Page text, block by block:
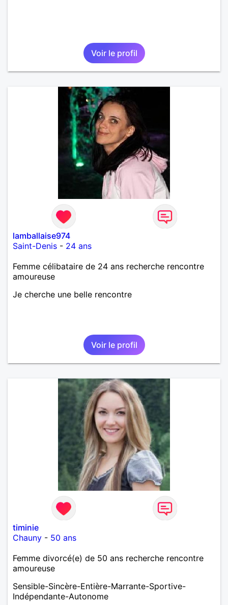
Voir le profil
lamballaise974
Saint-Denis - 24 ans
Femme célibataire de 24 ans recherche rencontre
amoureuse
Je cherche une belle rencontre
Voir le profil
timinie
Chauny - 50 ans
Femme divorcé(e) de 50 ans recherche rencontre
amoureuse
Sensible-Sincère-Entière-Marrante-Sportive-
Indépendante-Autonome